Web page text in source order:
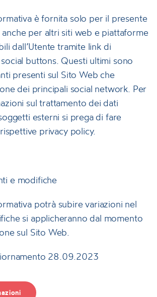
è fornita solo per il presente
per altri siti web e piattaforme
dall’Utente tramite link di
buttons. Questi ultimi sono
presenti sul Sito Web che
dei principali social network. Per
sul trattamento dei dati
esterni si prega di fare
privacy policy.
e modifiche
potrà subire variazioni nel
si applicheranno dal momento
sul Sito Web.
28.09.2023